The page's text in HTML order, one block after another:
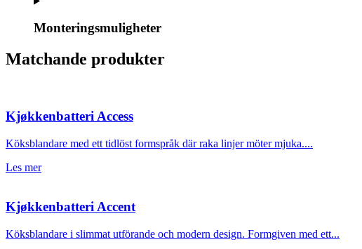
Monteringsmuligheter
Matchande produkter
Kjøkkenbatteri Access
Köksblandare med ett tidlöst formspråk där raka linjer möter mjuka....
Les mer
Kjøkkenbatteri Accent
Köksblandare i slimmat utförande och modern design. Formgiven med ett...